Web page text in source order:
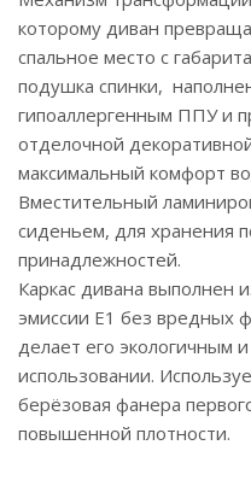
которому диван
спальное место с
подушка спинки,
гипоаллергенным ППУ и
отделочной
максимальный комфорт
Вместительный
сиденьем, для хранения
принадлежностей.
Каркас дивана выполнен
эмиссии E1 без вредных
делает его экологичным
использовании.
берёзовая фанера
повышенной плотности.